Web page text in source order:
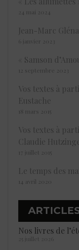
24 mai 2024
Jean-Marc
6 janvier 2023
« Samson
12 septembre 2023
Vos textes à
Eustache
18 mars 2015
Vos textes à
Claudie
17 juillet 2015
Le temps des
14 avril 2020
Nos livres de
25 juillet 2026